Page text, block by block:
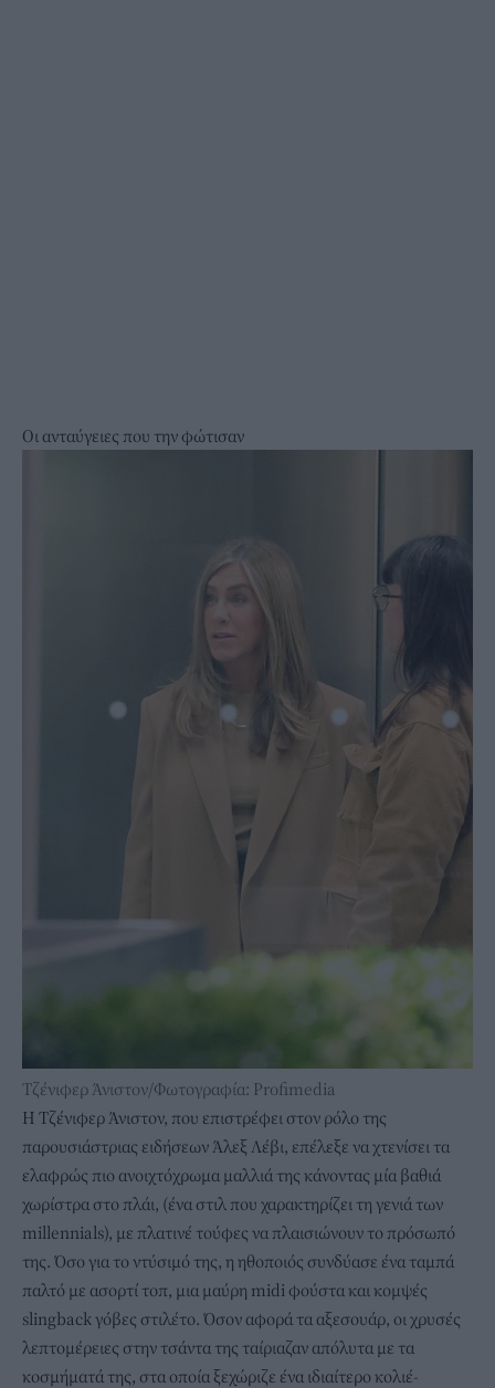
Οι ανταύγειες που την φώτισαν
Τζένιφερ Άνιστον/Φωτογραφία: Profimedia
Η Τζένιφερ Άνιστον, που επιστρέφει στον ρόλο της
παρουσιάστριας ειδήσεων Άλεξ Λέβι, επέλεξε να χτενίσει τα
ελαφρώς πιο ανοιχτόχρωμα μαλλιά της κάνοντας μία βαθιά
χωρίστρα στο πλάι, (ένα στιλ που χαρακτηρίζει τη γενιά των
millennials), με πλατινέ τούφες να πλαισιώνουν το πρόσωπό
της. Όσο για το ντύσιμό της, η ηθοποιός συνδύασε ένα ταμπά
παλτό με ασορτί τοπ, μια μαύρη midi φούστα και κομψές
slingback γόβες στιλέτο. Όσον αφορά τα αξεσουάρ, οι χρυσές
λεπτομέρειες στην τσάντα της ταίριαζαν απόλυτα με τα
κοσμήματά της, στα οποία ξεχώριζε ένα ιδιαίτερο κολιέ-